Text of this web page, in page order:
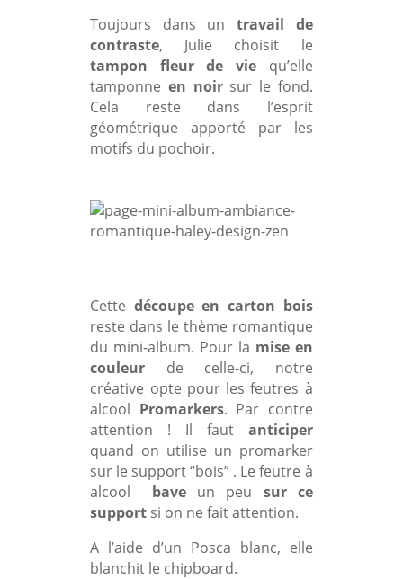
Toujours dans un travail de
contraste, Julie choisit le
tampon fleur de vie qu’elle
tamponneen noirsur le fond.
Cela reste dans l’esprit
géométrique apporté par les
motifs du pochoir.
Cette découpe en carton bois
reste dans le thème romantique
du mini-album. Pour la mise en
couleur de celle-ci, notre
créative opte pour les feutres à
alcool Promarkers. Par contre
attention ! Il faut anticiper
quand on utilise un promarker
sur le support “bois” . Le feutre à
alcool bave un peu sur ce
support si on ne fait attention.
A l’aide d’un Posca blanc, elle
blanchit le chipboard.